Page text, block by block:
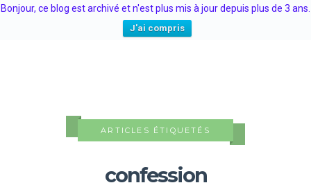
Bonjour, ce blog est archivé et n'est plus mis à jour depuis plus de 3 ans.
J'ai compris
ARTICLES ÉTIQUETÉS
confession